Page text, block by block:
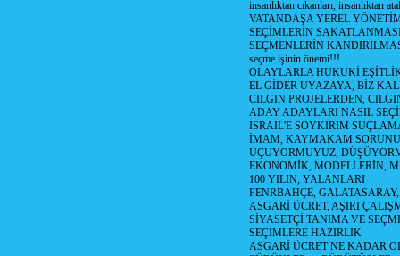
insanlıktan cıkanları, insanlıktan
VATANDAŞA YEREL
SEÇİMLERİN
SEÇMENLERİN
seçme işinin önemi!!!
OLAYLARLA HUKUKİ
EL GİDER UYAZAYA, BİZ
CILGIN PROJELERDEN,
ADAY ADAYLARI NASIL
İSRAİL'E SOYKIRIM
İMAM, KAYMAKAM SORUNU
UÇUYORMUYUZ,
EKONOMİK, MODELLERİN,
100 YILIN, YALANLARI
FENRBAHÇE,
ASGARİ ÜCRET, AŞIRI
SİYASETÇİ TANIMA VE
SEÇİMLERE HAZIRLIK
ASGARİ ÜCRET NE KADAR